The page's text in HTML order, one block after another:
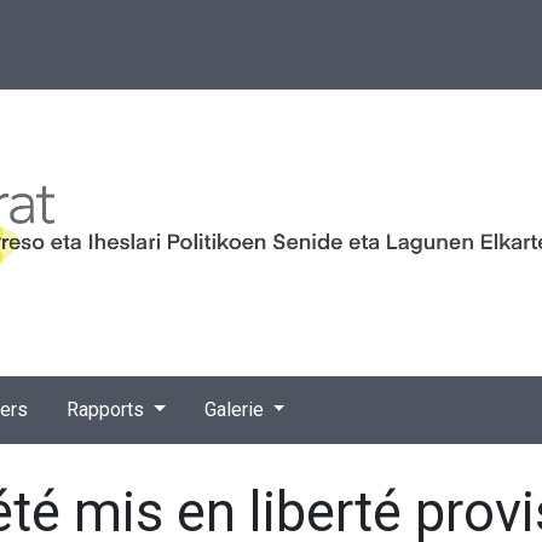
Rapports Galerie
mis en liberté